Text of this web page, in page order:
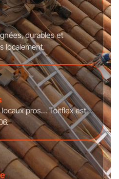
durables et
localement.
pros… Toitflex est